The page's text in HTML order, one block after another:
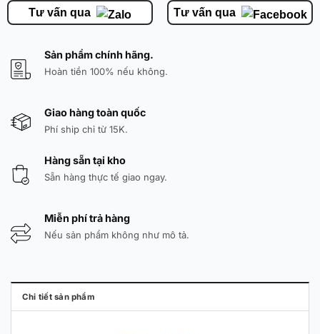
Tư vấn qua Tư vấn qua
Sản phẩm chính hãng.
Hoàn tiền 100% nếu không.
Giao hàng toàn quốc
Phí ship chỉ từ 15K.
Hàng sẵn tại kho
Sẵn hàng thực tế giao ngay.
Miễn phí trả hàng
Nếu sản phẩm không như mô tả.
Chi tiết sản phẩm